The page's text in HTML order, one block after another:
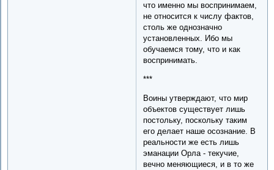
что именно мы воспринимаем,
не относится к числу фактов,
столь же однозначно
установленных. Ибо мы
обучаемся тому, что и как
воспринимать.
***
Воины утверждают, что мир
объектов существует лишь
постольку, поскольку таким
его делает наше осознание. В
реальности же есть лишь
эманации Орла - текучие,
вечно меняющиеся, и в то же